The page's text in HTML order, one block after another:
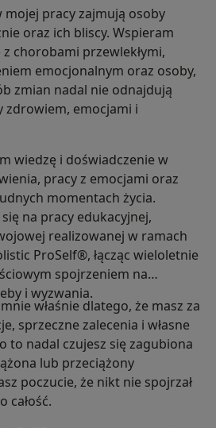
mojej pracy zajmują osoby
oraz ich bliscy. Wspieram
chorobami przewlekłymi,
emocjonalnym oraz osoby,
zmian nadal nie odnajdują
emocjami i
wiedzę i doświadczenie w
pracy z emocjami oraz
momentach życia.
na pracy edukacyjnej,
realizowanej w ramach
ProSelf®, łącząc wieloletnie
spojrzeniem na
i wyzwania.
właśnie dlatego, że masz za
sprzeczne zalecenia i własne
to nadal czujesz się zagubiona
lub przeciążony
poczucie, że nikt nie spojrzał
całość.